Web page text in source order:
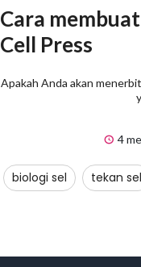
Cara
Cell Press
Apakah Anda akan
4
biologi sel tekan sel